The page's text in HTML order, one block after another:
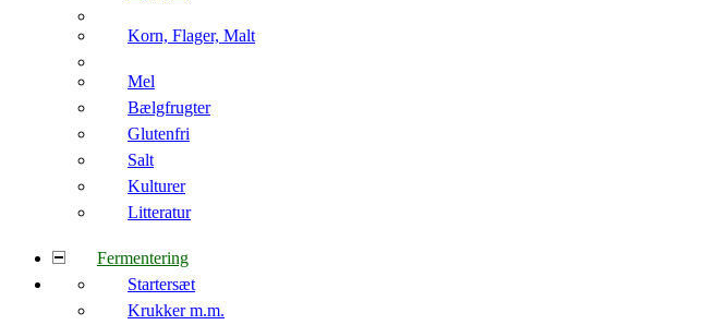
Korn, Flager, Malt
Mel
Bælgfrugter
Glutenfri
Salt
Kulturer
Litteratur
Fermentering
Startersæt
Krukker m.m.